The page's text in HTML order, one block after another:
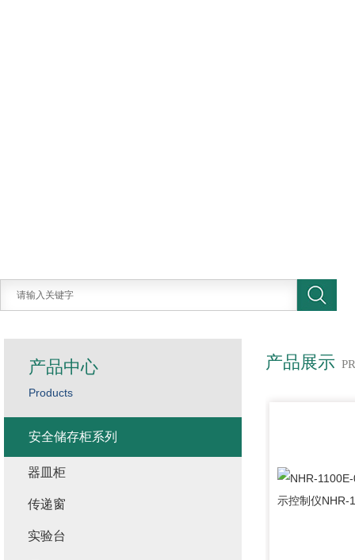
产品展示
产品中心
Products
安全储存柜系列
器皿柜
传递窗
实验台